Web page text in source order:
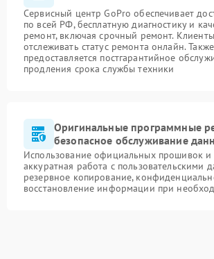
Сервисный центр GoPro обеспечивает
по всей РФ, бесплатную диагностику и
ремонт, включая срочный ремонт.
отслеживать статус ремонта онлайн. Также
предоставляется постгарантийное
продления срока службы техники
Оригинальные программные
безопасное обслуживание
Использование официальных прошивок и
аккуратная работа с пользовательскими
резервное копирование,
восстановление информации при